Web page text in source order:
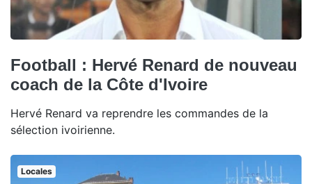
Football : Hervé Renard de nouveau
coach de la Côte d'Ivoire
Hervé Renard va reprendre les commandes de la
sélection ivoirienne.
Locales